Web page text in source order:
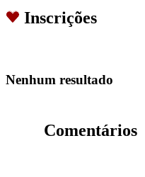
Inscrições
Nenhum resultado
Comentários